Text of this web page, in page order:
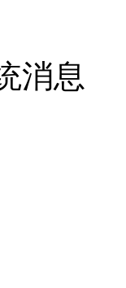
消息